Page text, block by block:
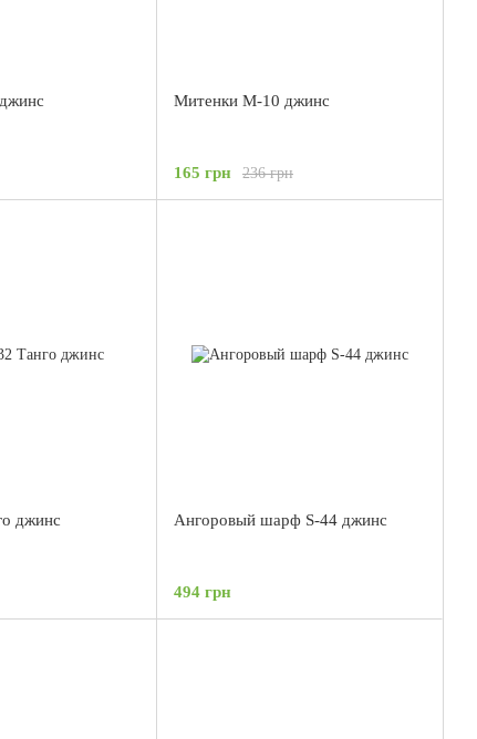
Митенки М-10 джинс
236 грн
165 грн
джинс Ангоровый шарф S-44 джинс
494 грн